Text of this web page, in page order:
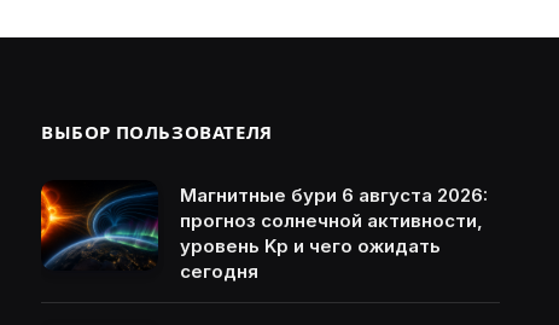
ВЫБОР ПОЛЬЗОВАТЕЛЯ
Магнитные бури 6 августа 2026:
прогноз солнечной активности,
уровень Kp и чего ожидать
сегодня